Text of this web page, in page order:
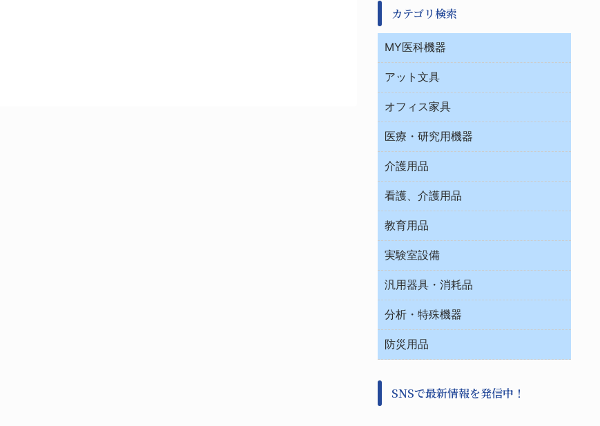
カテゴリ検索
MY医科機器
診察・診断
与薬・調剤薬局
アット文具
ＯＡ・パソコン用品
オフィス家具
オフィス作業用品
医療・研究用機器
ウエアー
チューブコネクタ素材
テープ・ラベル・紙製
デシケーター類
ベット周辺
ベンチ無菌ドラフト
院内感染防止、空気清浄器類
運搬
温度・湿度管理機器
加圧・減圧・油ポンプ
撹拌機 ２
介護用品
介護・リハビリ
看護、介護用品
院内感染防止、空気清浄器類
救急
健康機器・用品
事務・受付
処置・手術
中材・滅菌・洗浄
教育用品
ノート・紙製品
実験室設備
コンテナー保温容器
工具類
事務用品・ＯＡデスク
清掃用品
汎用器具・消耗品
テープ・ラベル・紙製
金属・樹脂実験必需２
樹脂容器各種
分析・特殊機器
検査用品
分離・分析ロシ
防災用品
初期活動・対策本部
SNSで最新情報を発信中！